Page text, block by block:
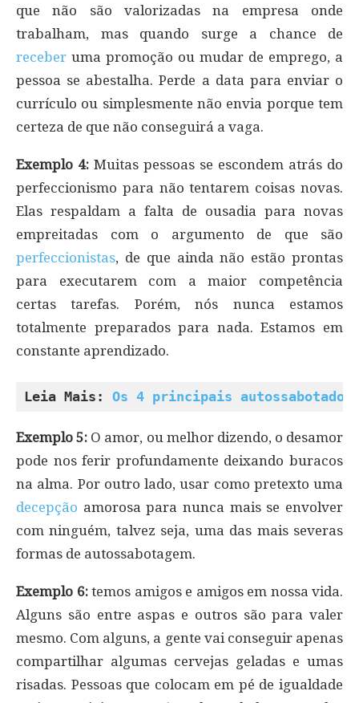
que não são valorizadas na empresa onde
trabalham, mas quando surge a chance de
receber uma promoção ou mudar de emprego, a
pessoa se abestalha. Perde a data para enviar o
currículo ou simplesmente não envia porque tem
certeza de que não conseguirá a vaga.
Exemplo 4: Muitas pessoas se escondem atrás do
perfeccionismo para não tentarem coisas novas.
Elas respaldam a falta de ousadia para novas
empreitadas com o argumento de que são
perfeccionistas, de que ainda não estão prontas
para executarem com a maior competência
certas tarefas. Porém, nós nunca estamos
totalmente preparados para nada. Estamos em
constante aprendizado.
Leia Mais: Os 4 principais
Exemplo 5: O amor, ou melhor dizendo, o desamor
pode nos ferir profundamente deixando buracos
na alma. Por outro lado, usar como pretexto uma
decepção amorosa para nunca mais se envolver
com ninguém, talvez seja, uma das mais severas
formas de autossabotagem.
Exemplo 6:temos amigos e amigos em nossa vida.
Alguns são entre aspas e outros são para valer
mesmo. Com alguns, a gente vai conseguir apenas
compartilhar algumas cervejas geladas e umas
risadas. Pessoas que colocam em pé de igualdade